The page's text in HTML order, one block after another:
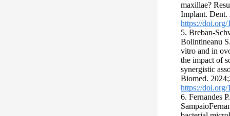
maxillae?
Implant. Dent.
https://doi.org/
5. Breban-
Bolintineanu
vitro and in
the impact of
synergistic
Biomed.
https://doi.org/
6. Fernandes